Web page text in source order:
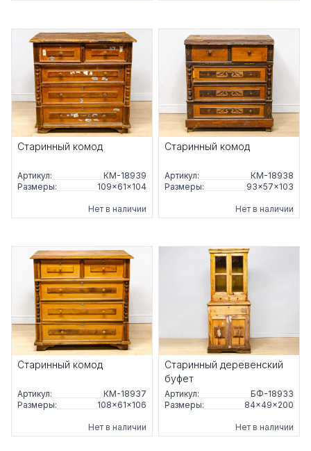
Старинный комод
Артикул:
КМ-18939
Размеры:
109×61×104
Нет в наличии
Старинный комод
Артикул:
КМ-18938
Размеры:
93×57×103
Нет в наличии
Старинный комод
Артикул:
КМ-18937
Размеры:
108×61×106
Нет в наличии
Старинный деревенский
буфет
Артикул:
БФ-18933
Размеры:
84×49×200
Нет в наличии